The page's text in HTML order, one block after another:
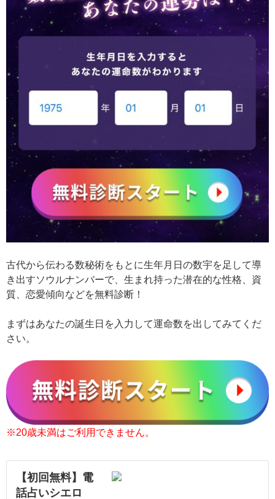
古代から伝わる数秘術をもとに生年月日の数宇を足して導
き出すソウルナンバーで、生まれ持った潜在的な性格、資
質、恋愛傾向などを無料診断！
まずはあなたの誕生日を入力して運命数を出してみてくだ
さい。
※20歳未満はご利用できません。
【初回無料】電
話占いシエロ